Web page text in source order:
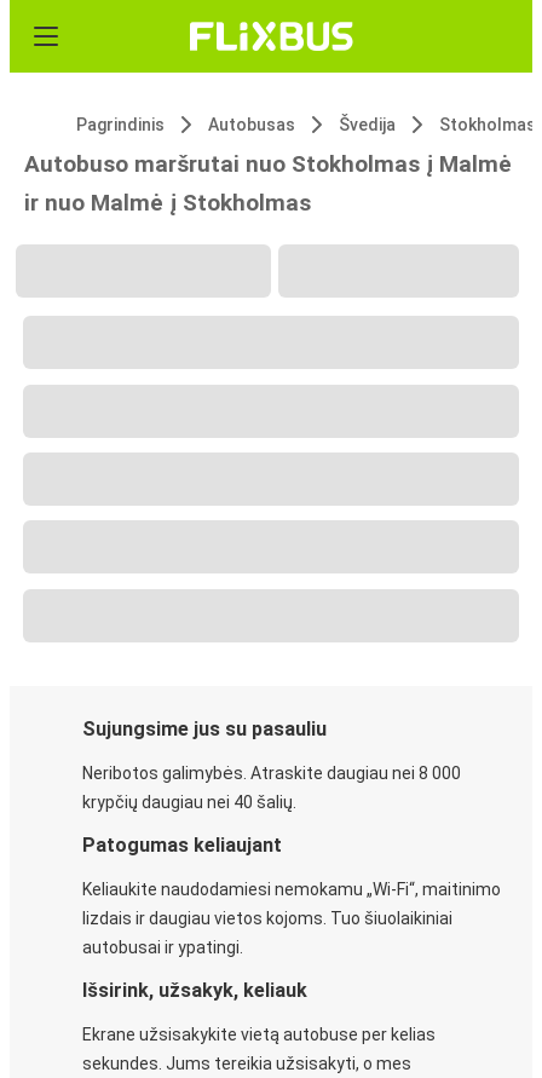
Pagrindinis Autobusas Švedija Stokholmas
Autobuso maršrutai nuo Stokholmas į Malmė
ir nuo Malmė į Stokholmas
Sujungsime jus su pasauliu
Neribotos galimybės. Atraskite daugiau nei 8 000
krypčių daugiau nei 40 šalių.
Patogumas keliaujant
Keliaukite naudodamiesi nemokamu „Wi-Fi“, maitinimo
lizdais ir daugiau vietos kojoms. Tuo šiuolaikiniai
autobusai ir ypatingi.
Išsirink, užsakyk, keliauk
Ekrane užsisakykite vietą autobuse per kelias
sekundes. Jums tereikia užsisakyti, o mes